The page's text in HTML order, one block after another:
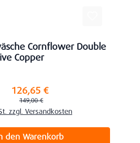
Cornflower Double
Copper
126,65 €
Regulärer Preis:
149,00 €
zzgl. Versandkosten
den Warenkorb